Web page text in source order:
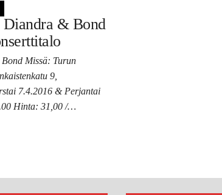
Diandra & Bond
Missä: Turun
9,
7.4.2016 & Perjantai
Hinta: 31,00 /…